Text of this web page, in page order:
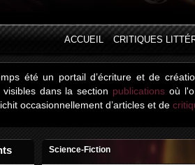
ACCUEIL CRITIQUES
Science-Fiction
été un portail d’écriture et de
dans la section publications où
occasionnellement d’articles et de